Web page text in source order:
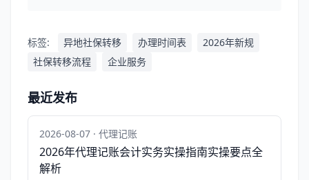
标签: 异地社保转移 办理时间表
2026年新规
社保转移流程
企业服务
最近发布
2026-08-07 · 代理记账
2026年代理记账会计实务实操指南实操要点全
解析